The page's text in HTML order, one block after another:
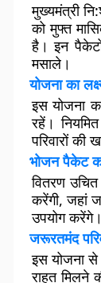
मुख्यमंत्री
को मुफ्त
है। इन
मसाले।
योजना का
इस योजना
रहें।
परिवारों की
भोजन पैकेट
वितरण
करेंगी, जहां
उपयोग करेंगे।
जरूरतमंद
इस योजना
राहत मिलने